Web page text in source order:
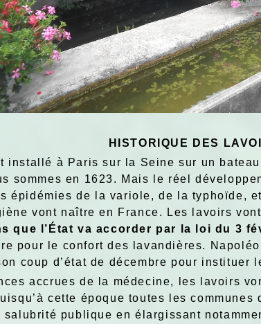
HISTORIQUE DES
installé à Paris sur la Seine sur un
sommes en 1623. Mais le réel
épidémies de la variole, de la typhoïde,
vont naître en France. Les lavoirs
que l’État va accorder par la loi du 3
pour le confort des lavandières.
coup d’état de décembre pour instituer
accrues de la médecine, les lavoirs
cette époque toutes les
salubrité publique en élargissant